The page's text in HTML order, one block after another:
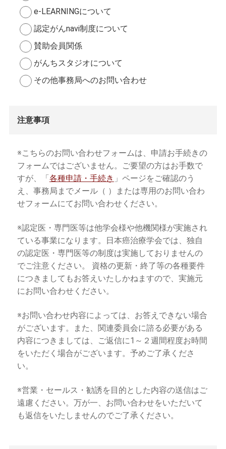
e-LEARNINGについて
認定がんnavi制度について
賛助会員関係
がんちスタジオについて
その他事務局へのお問い合わせ
注意事項
※こちらのお問い合わせフォームは、申請お手続きの
フォームではございません。ご要望の方はお手数で
すが、「各種申請・手続き 」ページをご確認のう
え、事務局までメール（ ）または専用のお問い合わ
せフォームにてお問い合わせください。
※認定医・専門医等は他学会様や他機関様が実施され
ている事業になります。日本癌治療学会では、独自
の認定医・専門医等の制度は実施しておりませんの
でご注意ください。 資格の更新・終了等の各種要件
につきましてもお答えいたしかねますので、実施元
にお問い合わせください。
※お問い合わせ内容によっては、お答えできない場合
がございます。また、関連委員会に諮る必要がある
内容につきましては、ご返信に1～２週間程度お時間
をいただく場合がございます。予めご了承くださ
い。
※営業・セールス・勧誘を目的とした内容の送信はご
遠慮ください。万が一、お問い合わせをいただいて
も返信をいたしませんのでご了承ください。